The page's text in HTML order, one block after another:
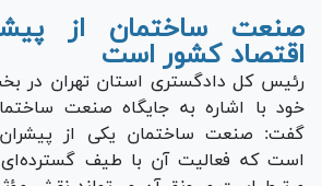
صنعت ساختمان از
اقتصاد کشور است
رئیس کل دادگستری استان تهران در
خود با اشاره به جایگاه صنعت
گفت: صنعت ساختمان یکی از
است که فعالیت آن با طیف